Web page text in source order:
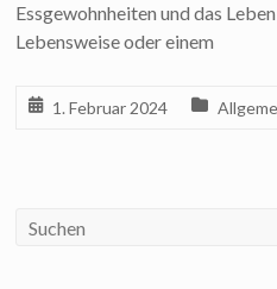
Essgewohnheiten und das
Lebensweise oder einem
1. Februar 2024